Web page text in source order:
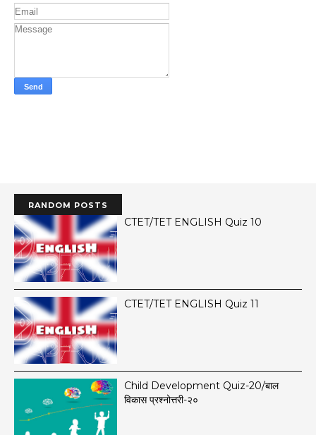
RANDOM POSTS
CTET/TET ENGLISH Quiz 10
CTET/TET ENGLISH Quiz 11
Child Development Quiz-20/बाल
विकास प्रश्नोत्तरी-२०